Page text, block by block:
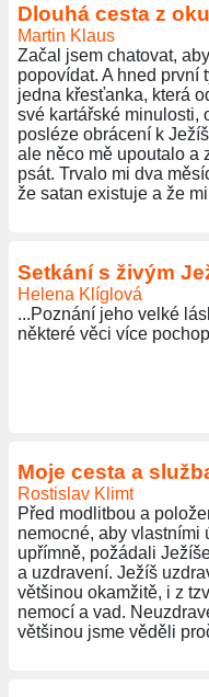
Dlouhá cesta z
Martin Klaus
Začal jsem chatovat,
popovídat. A hned první
jedna křesťanka, která
své kartářské minulosti,
posléze obrácení k
ale něco mě upoutalo a
psát. Trvalo mi dva
že satan existuje a že
Setkání s živým
Helena Klíglová
...Poznání jeho velké
některé věci více
Moje cesta a
Rostislav Klimt
Před modlitbou a
nemocné, aby vlastními
upřímně, požádali
a uzdravení. Ježíš
většinou okamžitě, i z
nemocí a vad.
většinou jsme věděli